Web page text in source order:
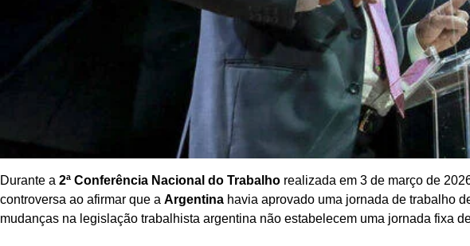
Durante a 2ª Conferência Nacional do Trabalho realizada em 3 de março de
controversa ao afirmar que a Argentina havia aprovado uma jornada de trabalho
mudanças na legislação trabalhista argentina não estabelecem uma jornada fixa